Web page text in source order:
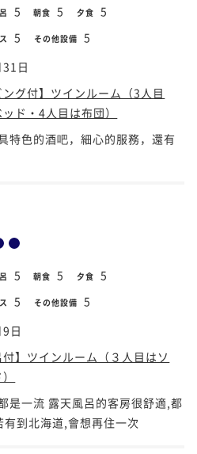
5 朝食 5 夕食 5
5 その他設備 5
日
ング付】ツインルーム（3人目
ド・4人目は布団）
特色的酒吧，細心的服務，還有
5 朝食 5 夕食 5
5 その他設備 5
日
付】ツインルーム（３人目はソ
是一流 露天風呂的客房很舒適,都
到北海道,會想再住一次